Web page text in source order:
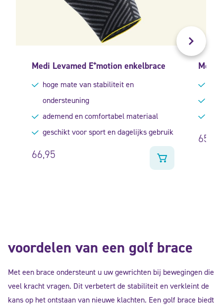
Medi Levamed E⁺motion enkelbrace
hoge mate van stabiliteit en
ondersteuning
ademend en comfortabel materiaal
geschikt voor sport en dagelijks gebruik
66,95
Medi
65,95
voordelen van een golf brace
Met een brace ondersteunt u uw gewrichten bij bewegingen die
veel kracht vragen. Dit verbetert de stabiliteit en verkleint de
kans op het ontstaan van nieuwe klachten. Een golf brace biedt